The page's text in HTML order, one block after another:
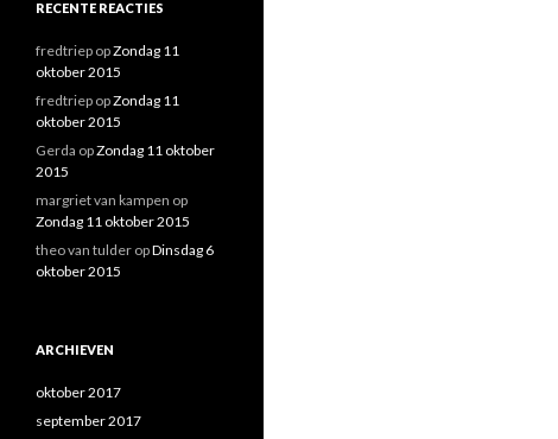
RECENTE REACTIES
fredtriep opZondag 11
oktober 2015
fredtriep opZondag 11
oktober 2015
Gerda opZondag 11 oktober
2015
margriet van kampen op
Zondag 11 oktober 2015
theo van tulder opDinsdag 6
oktober 2015
ARCHIEVEN
oktober 2017
september 2017